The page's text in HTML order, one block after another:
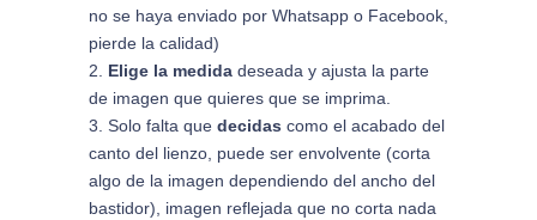
no se haya enviado por Whatsapp o Facebook,
pierde la calidad)
Elige la medida deseada y ajusta la parte
de imagen que quieres que se imprima.
Solo falta que decidas como el acabado del
canto del lienzo, puede ser envolvente (corta
algo de la imagen dependiendo del ancho del
bastidor), imagen reflejada que no corta nada